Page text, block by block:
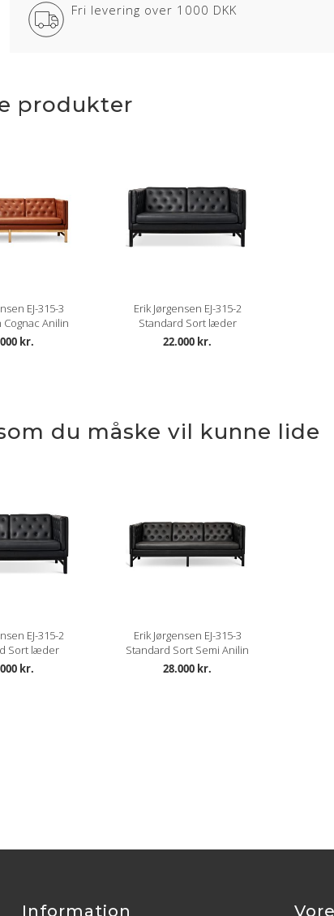
Fri levering over 1000 DKK
produkter
EJ-315-3
Anilin
kr.
Erik Jørgensen EJ-315-2
Standard Sort læder
22.000 kr.
du måske vil kunne lide
EJ-315-2
Sort læder
kr.
Erik Jørgensen EJ-315-3
Standard Sort Semi Anilin
28.000 kr.
Information